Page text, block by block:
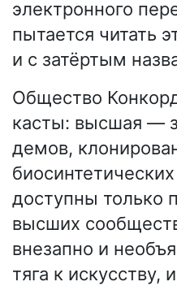
электронного
пытается читать
и с затёртым
Общество
касты: высшая —
демов,
доступны только
высших
внезапно и
тяга к искусству,